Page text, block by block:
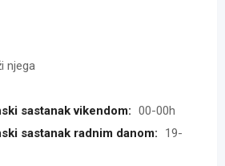
njega
sastanak vikendom: 00-00h
sastanak radnim danom:
19-